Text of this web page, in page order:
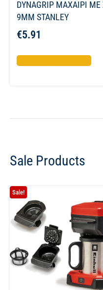
DYNAGRIP ΜΑΧΑΙΡΙ
9MM STANLEY
€5.91
Sale Products
Sale!